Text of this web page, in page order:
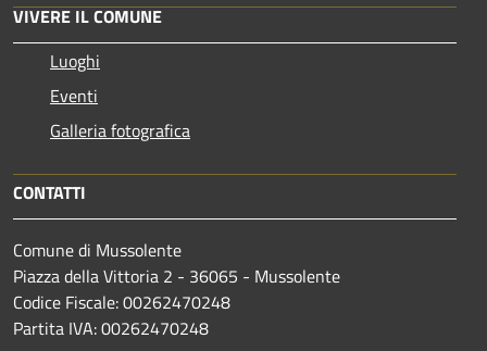
VIVERE IL COMUNE
Luoghi
Eventi
Galleria fotografica
CONTATTI
Comune di Mussolente
Piazza della Vittoria 2 - 36065 - Mussolente
Codice Fiscale: 00262470248
Partita IVA: 00262470248